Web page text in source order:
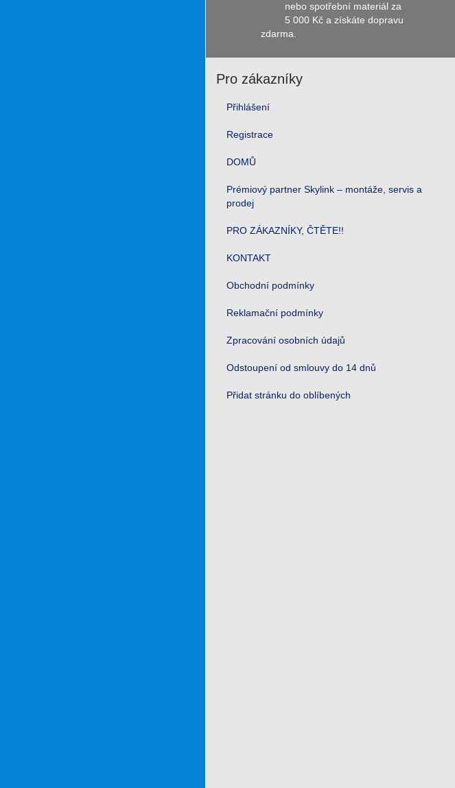
nebo spotřební materiál za
5 000 Kč a získáte dopravu
zdarma.
Pro zákazníky
Přihlášení
Registrace
DOMŮ
Prémiový partner Skylink – montáže, servis a
prodej
PRO ZÁKAZNÍKY, ČTĚTE!!
KONTAKT
Obchodní podmínky
Reklamační podmínky
Zpracování osobních údajů
Odstoupení od smlouvy do 14 dnů
Přidat stránku do oblíbených